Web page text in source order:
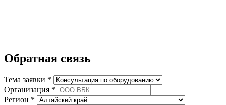
Обратная связь
Тема заявки *
Организация *
Регион *